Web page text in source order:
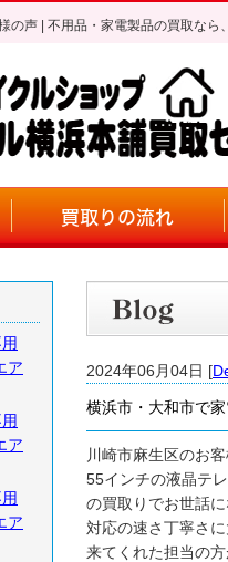
の声 | 不用品・家電製品の買取な
買取りの流れ
2024年06月04日 [
横浜市・大和市で
川崎市麻生区のお客
55インチの液晶テ
の買取りでお世話に
対応の速さ丁寧さ
来てくれた担当の
ア
ア
ア